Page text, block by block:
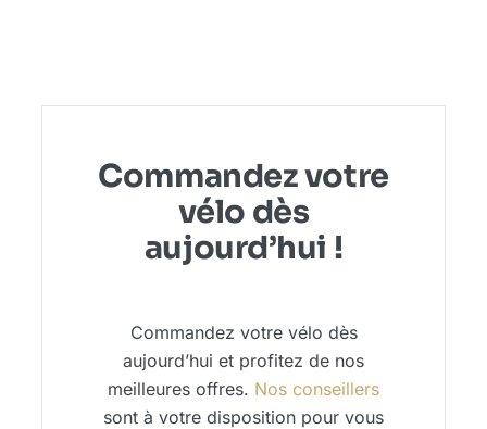
Commandez votre
vélo dès
aujourd’hui !
Commandez votre vélo dès
aujourd’hui et profitez de nos
meilleures offres. Nos conseillers
sont à votre disposition pour vous